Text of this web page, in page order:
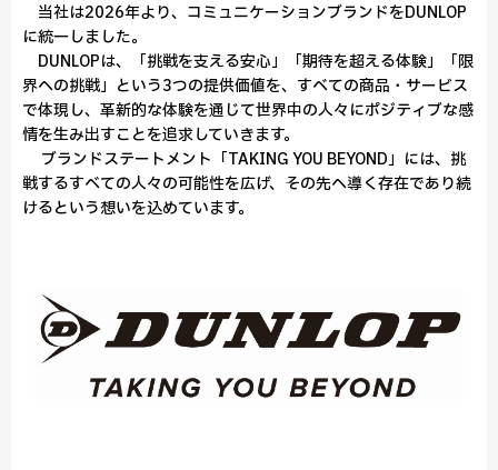
当社は2026年より、コミュニケーションブランドをDUNLOP
に統一しました。
DUNLOPは、「挑戦を支える安心」「期待を超える体験」「限
界への挑戦」という3つの提供価値を、すべての商品・サービス
で体現し、革新的な体験を通じて世界中の人々にポジティブな感
情を生み出すことを追求していきます。
ブランドステートメント「TAKING YOU BEYOND」には、挑
戦するすべての人々の可能性を広げ、その先へ導く存在であり続
けるという想いを込めています。